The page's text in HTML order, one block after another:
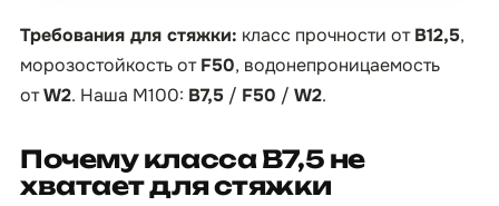
Требования для стяжки: класс прочности отB12,5,
морозостойкость отF50, водонепроницаемость
отW2. Наша М100: B7,5 / F50 / W2.
Почему класса B7,5 не
хватает для стяжки